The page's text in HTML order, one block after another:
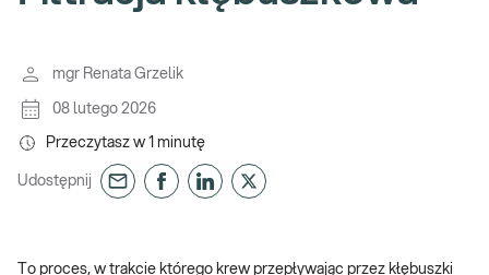
mgr Renata Grzelik
08 lutego 2026
Przeczytasz w 1 minutę
Udostępnij
To proces, w trakcie którego krew przepływając przez kłębuszki